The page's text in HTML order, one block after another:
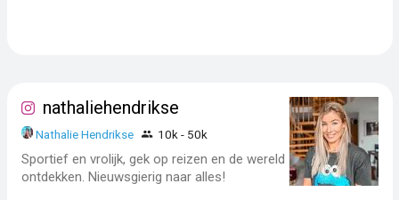
nathaliehendrikse
Nathalie Hendrikse 10k - 50k
Sportief en vrolijk, gek op reizen en de wereld
ontdekken. Nieuwsgierig naar alles!